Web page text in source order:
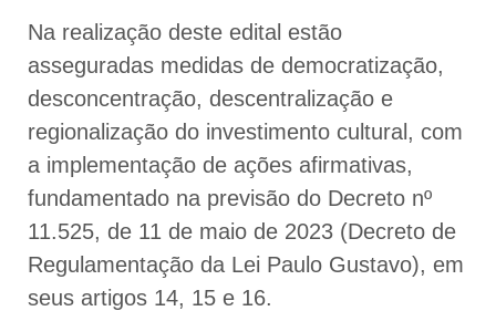
Na realização deste edital estão
asseguradas medidas de democratização,
desconcentração, descentralização e
regionalização do investimento cultural, com
a implementação de ações afirmativas,
fundamentado na previsão do Decreto nº
11.525, de 11 de maio de 2023 (Decreto de
Regulamentação da Lei Paulo Gustavo), em
seus artigos 14, 15 e 16.